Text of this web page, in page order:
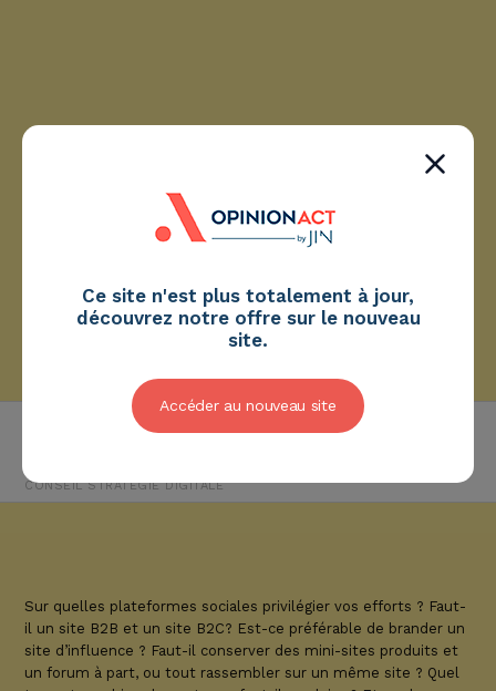
STRATÉGIE DIGITALE
CONSEIL STRATÉGIE DIGITALE
Sur quelles plateformes sociales privilégier vos efforts ? Faut-
il un site B2B et un site B2C? Est-ce préférable de brander un
site d’influence ? Faut-il conserver des mini-sites produits et
un forum à part, ou tout rassembler sur un même site ? Quel
Ce site n'est plus totalement à jour,
découvrez notre offre sur le nouveau
site.
Accéder au nouveau site